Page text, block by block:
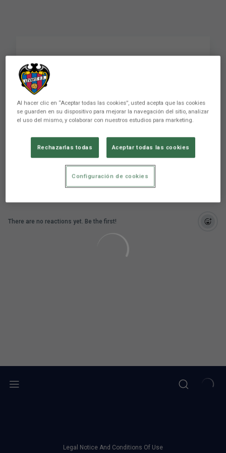
Levante UD y Fallas en
la previa de la semana
grande en Valencia
Levante UD y Fallas en la previa de la semana
grande en Valencia
There are no reactions yet. Be the first!
Legal Notice And Conditions Of Use
Al hacer clic en “Aceptar todas las cookies”, usted acepta que las cookies
se guarden en su dispositivo para mejorar la navegación del sitio, analizar
el uso del mismo, y colaborar con nuestros estudios para marketing.
Rechazarlas todas Aceptar todas las cookies
Configuración de cookies